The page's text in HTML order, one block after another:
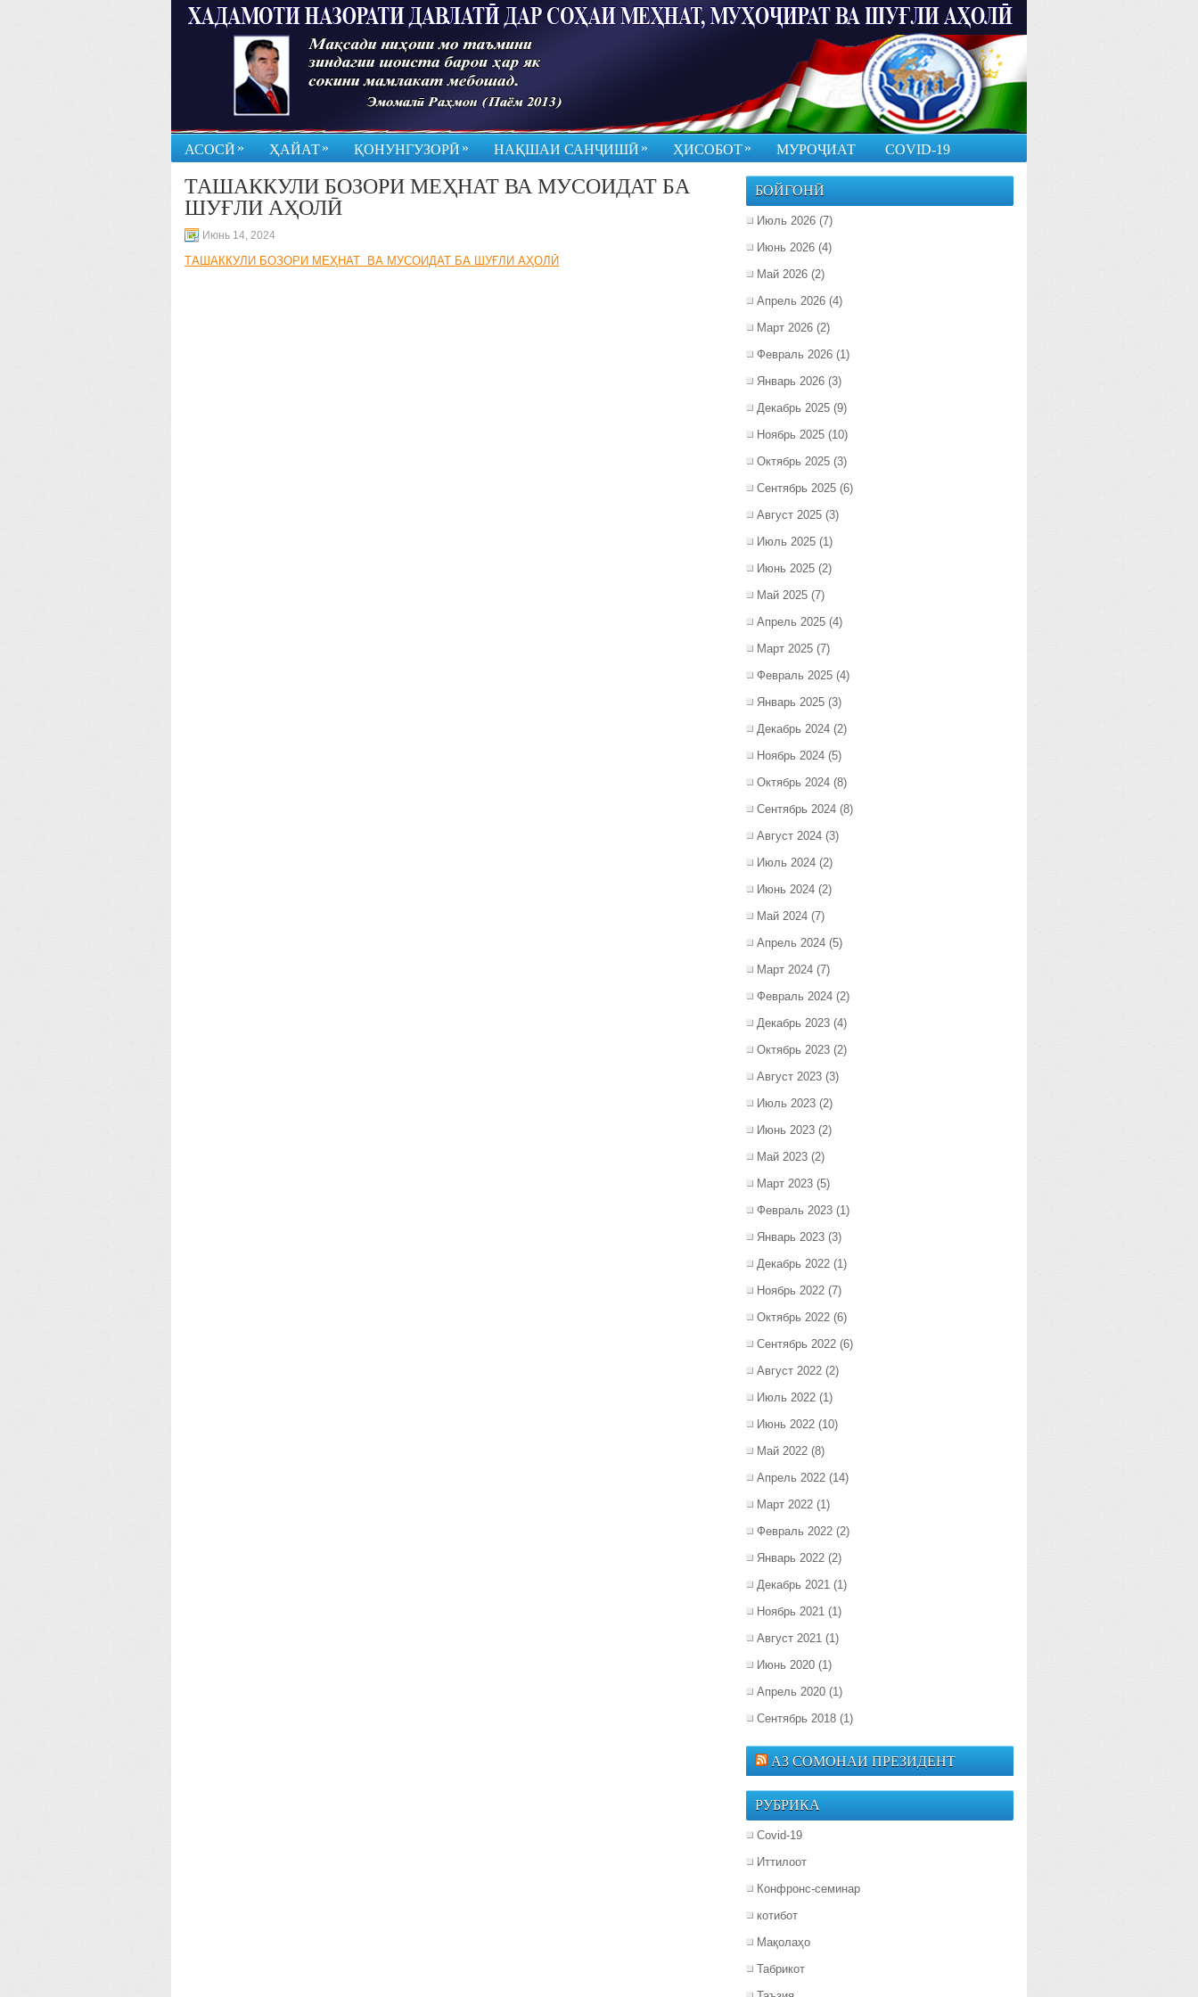
АСОСӢ » ҲАЙАТ» ҚОНУНГУЗОРӢ » НАҚШАИ САНҶИШӢ » ҲИСОБОТ» МУРОҶИАТ COVID-19
ТАШАККУЛИ БОЗОРИ МЕҲНАТ ВА МУСОИДАТ БА
ШУҒЛИ АҲОЛӢ
Июнь 14, 2024
ТАШАККУЛИ БОЗОРИ МЕҲНАТ ВА МУСОИДАТ БА ШУҒЛИ АҲОЛӢ
БОЙГОНӢ
Июль 2026 (7)
Июнь 2026 (4)
Май 2026 (2)
Апрель 2026 (4)
Март 2026 (2)
Февраль 2026 (1)
Январь 2026 (3)
Декабрь 2025 (9)
Ноябрь 2025 (10)
Октябрь 2025 (3)
Сентябрь 2025 (6)
Август 2025 (3)
Июль 2025 (1)
Июнь 2025 (2)
Май 2025 (7)
Апрель 2025 (4)
Март 2025 (7)
Февраль 2025 (4)
Январь 2025 (3)
Декабрь 2024 (2)
Ноябрь 2024 (5)
Октябрь 2024 (8)
Сентябрь 2024 (8)
Август 2024 (3)
Июль 2024 (2)
Июнь 2024 (2)
Май 2024 (7)
Апрель 2024 (5)
Март 2024 (7)
Февраль 2024 (2)
Декабрь 2023 (4)
Октябрь 2023 (2)
Август 2023 (3)
Июль 2023 (2)
Июнь 2023 (2)
Май 2023 (2)
Март 2023 (5)
Февраль 2023 (1)
Январь 2023 (3)
Декабрь 2022 (1)
Ноябрь 2022 (7)
Октябрь 2022 (6)
Сентябрь 2022 (6)
Август 2022 (2)
Июль 2022 (1)
Июнь 2022 (10)
Май 2022 (8)
Апрель 2022 (14)
Март 2022 (1)
Февраль 2022 (2)
Январь 2022 (2)
Декабрь 2021 (1)
Ноябрь 2021 (1)
Август 2021 (1)
Июнь 2020 (1)
Апрель 2020 (1)
Сентябрь 2018 (1)
АЗ СОМОНАИ ПРЕЗИДЕНТ
РУБРИКА
Covid-19
Иттилоот
Конфронс-семинар
котибот
Мақолаҳо
Табрикот